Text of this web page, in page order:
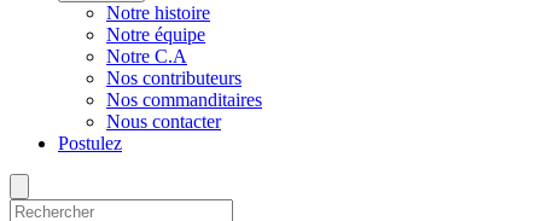
Notre histoire
Notre équipe
Notre C.A
Nos contributeurs
Nos commanditaires
Nous contacter
Postulez